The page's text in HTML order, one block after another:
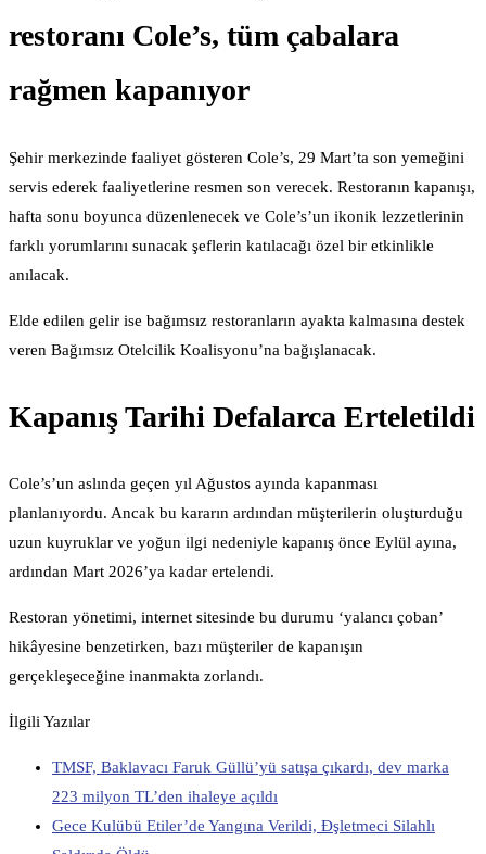
restoranı Cole’s, tüm çabalara
rağmen kapanıyor
Şehir merkezinde faaliyet gösteren Cole’s, 29 Mart’ta son yemeğini
servis ederek faaliyetlerine resmen son verecek. Restoranın kapanışı,
hafta sonu boyunca düzenlenecek ve Cole’s’un ikonik lezzetlerinin
farklı yorumlarını sunacak şeflerin katılacağı özel bir etkinlikle
anılacak.
Elde edilen gelir ise bağımsız restoranların ayakta kalmasına destek
veren Bağımsız Otelcilik Koalisyonu’na bağışlanacak.
Kapanış Tarihi Defalarca Erteletildi
Cole’s’un aslında geçen yıl Ağustos ayında kapanması
planlanıyordu. Ancak bu kararın ardından müşterilerin oluşturduğu
uzun kuyruklar ve yoğun ilgi nedeniyle kapanış önce Eylül ayına,
ardından Mart 2026’ya kadar ertelendi.
Restoran yönetimi, internet sitesinde bu durumu ‘yalancı çoban’
hikâyesine benzetirken, bazı müşteriler de kapanışın
gerçekleşeceğine inanmakta zorlandı.
İlgili Yazılar
TMSF, Baklavacı Faruk Güllü’yü satışa çıkardı, dev marka
223 milyon TL’den ihaleye açıldı
Gece Kulübü Etiler’de Yangına Verildi, Đşletmeci Silahlı